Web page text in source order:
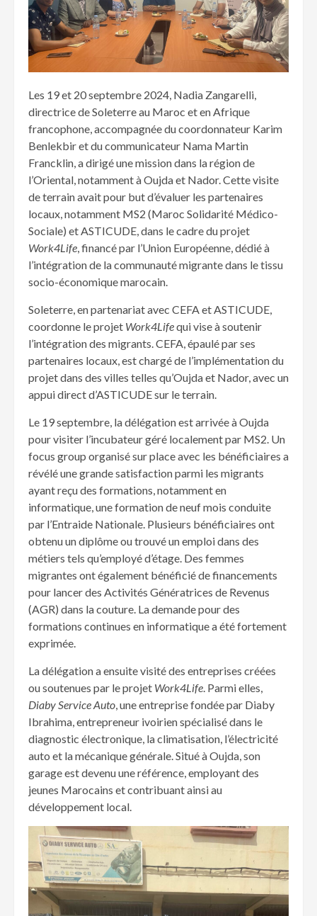
Les 19 et 20 septembre 2024, Nadia Zangarelli,
directrice de Soleterre au Maroc et en Afrique
francophone, accompagnée du coordonnateur Karim
Benlekbir et du communicateur Nama Martin
Francklin, a dirigé une mission dans la région de
l’Oriental, notamment à Oujda et Nador. Cette visite
de terrain avait pour but d’évaluer les partenaires
locaux, notamment MS2 (Maroc Solidarité Médico-
Sociale) et ASTICUDE, dans le cadre du projet
Work4Life, financé par l’Union Européenne, dédié à
l’intégration de la communauté migrante dans le tissu
socio-économique marocain.
Soleterre, en partenariat avec CEFA et ASTICUDE,
coordonne le projet Work4Lifequi vise à soutenir
l’intégration des migrants. CEFA, épaulé par ses
partenaires locaux, est chargé de l’implémentation du
projet dans des villes telles qu’Oujda et Nador, avec un
appui direct d’ASTICUDE sur le terrain.
Le 19 septembre, la délégation est arrivée à Oujda
pour visiter l’incubateur géré localement par MS2. Un
focus group organisé sur place avec les bénéficiaires a
révélé une grande satisfaction parmi les migrants
ayant reçu des formations, notamment en
informatique, une formation de neuf mois conduite
par l’Entraide Nationale. Plusieurs bénéficiaires ont
obtenu un diplôme ou trouvé un emploi dans des
métiers tels qu’employé d’étage. Des femmes
migrantes ont également bénéficié de financements
pour lancer des Activités Génératrices de Revenus
(AGR) dans la couture. La demande pour des
formations continues en informatique a été fortement
exprimée.
La délégation a ensuite visité des entreprises créées
ou soutenues par le projet Work4Life. Parmi elles,
Diaby Service Auto, une entreprise fondée par Diaby
Ibrahima, entrepreneur ivoirien spécialisé dans le
diagnostic électronique, la climatisation, l’électricité
auto et la mécanique générale. Situé à Oujda, son
garage est devenu une référence, employant des
jeunes Marocains et contribuant ainsi au
développement local.